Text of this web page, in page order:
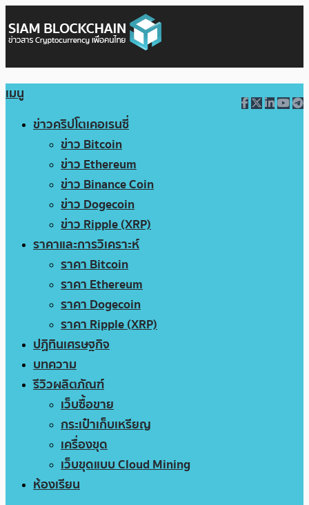
เมนู
ข่าวคริปโตเคอเรนซี่
ข่าว Bitcoin
ข่าว Ethereum
ข่าว Binance Coin
ข่าว Dogecoin
ข่าว Ripple (XRP)
ราคาและการวิเคราะห์
ราคา Bitcoin
ราคา Ethereum
ราคา Dogecoin
ราคา Ripple (XRP)
ปฏิทินเศรษฐกิจ
บทความ
รีวิวผลิตภัณฑ์
เว็บซื้อขาย
กระเป๋าเก็บเหรียญ
เครื่องขุด
เว็บขุดแบบ Cloud Mining
ห้องเรียน